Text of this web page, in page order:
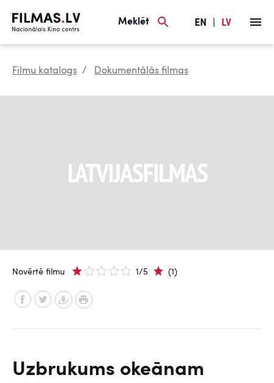
Meklēt EN LV
Filmu katalogs Dokumentālās filmas
Novērtē filmu 1/5 (1)
Uzbrukums okeānam